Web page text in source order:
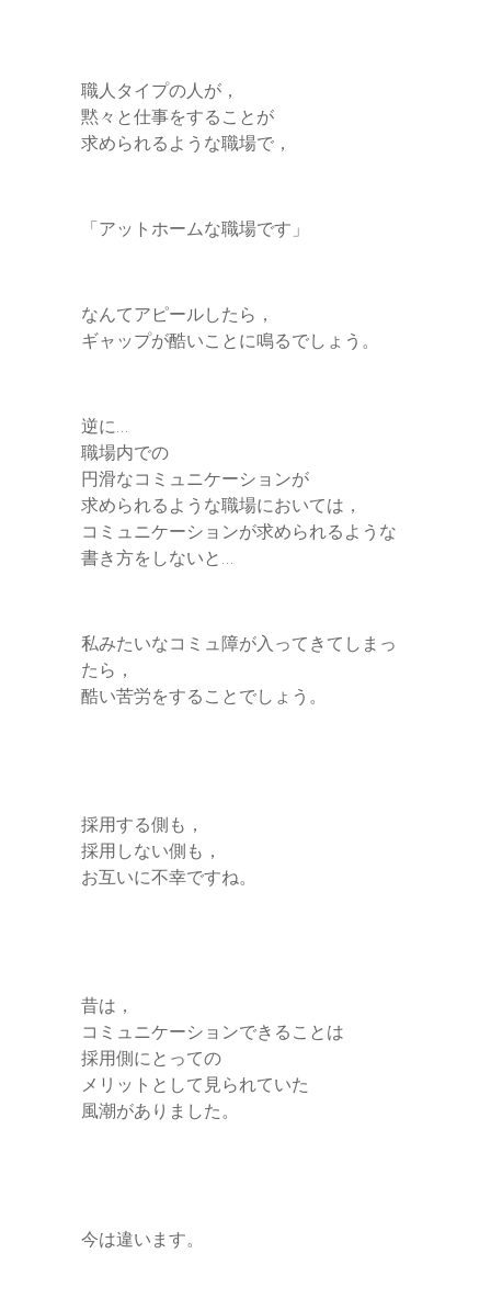
職人タイプの人が，
黙々と仕事をすることが
求められるような職場で，
「アットホームな職場です」
なんてアピールしたら，
ギャップが酷いことに鳴るでしょう。
逆に…
職場内での
円滑なコミュニケーションが
求められるような職場においては，
コミュニケーションが求められるような
書き方をしないと…
私みたいなコミュ障が入ってきてしまっ
たら，
酷い苦労をすることでしょう。
採用する側も，
採用しない側も，
お互いに不幸ですね。
昔は，
コミュニケーションできることは
採用側にとっての
メリットとして見られていた
風潮がありました。
今は違います。